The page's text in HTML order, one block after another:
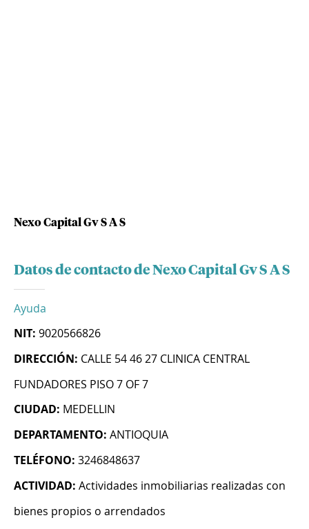
Nexo Capital Gv S A S
Datos de contacto de Nexo Capital Gv S A S
Ayuda
NIT: 9020566826
DIRECCIÓN: CALLE 54 46 27 CLINICA CENTRAL
FUNDADORES PISO 7 OF 7
CIUDAD: MEDELLIN
DEPARTAMENTO: ANTIOQUIA
TELÉFONO: 3246848637
ACTIVIDAD: Actividades inmobiliarias realizadas con
bienes propios o arrendados